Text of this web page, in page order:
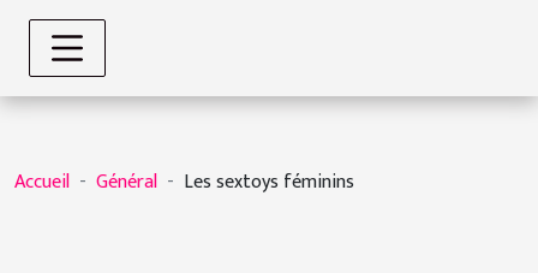
Accueil Général Les sextoys féminins